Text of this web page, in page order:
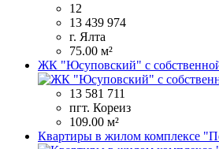
12
13 439 974
г. Ялта
75.00 м²
ЖК "Юсуповский" с
13 581 711
пгт. Кореиз
109.00 м²
Квартиры в жилом комплексе